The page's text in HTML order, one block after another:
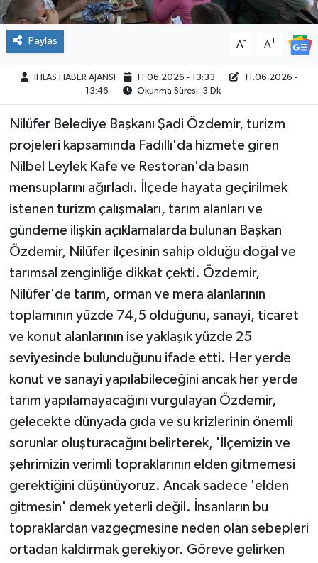
Paylaş A- A+
İHLAS HABER AJANSI 11.06.2026 - 13:33
11.06.2026 -
13:46
Okunma Süresi: 3 Dk
Nilüfer Belediye Başkanı Şadi Özdemir, turizm
projeleri kapsamında Fadıllı'da hizmete giren
Nilbel Leylek Kafe ve Restoran'da basın
mensuplarını ağırladı. İlçede hayata geçirilmek
istenen turizm çalışmaları, tarım alanları ve
gündeme ilişkin açıklamalarda bulunan Başkan
Özdemir, Nilüfer ilçesinin sahip olduğu doğal ve
tarımsal zenginliğe dikkat çekti. Özdemir,
Nilüfer'de tarım, orman ve mera alanlarının
toplamının yüzde 74,5 olduğunu, sanayi, ticaret
ve konut alanlarının ise yaklaşık yüzde 25
seviyesinde bulunduğunu ifade etti. Her yerde
konut ve sanayi yapılabileceğini ancak her yerde
tarım yapılamayacağını vurgulayan Özdemir,
gelecekte dünyada gıda ve su krizlerinin önemli
sorunlar oluşturacağını belirterek, 'İlçemizin ve
şehrimizin verimli topraklarının elden gitmemesi
gerektiğini düşünüyoruz. Ancak sadece 'elden
gitmesin' demek yeterli değil. İnsanların bu
topraklardan vazgeçmesine neden olan sebepleri
ortadan kaldırmak gerekiyor. Göreve gelirken